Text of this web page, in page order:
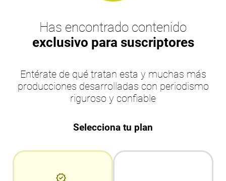
Has encontrado contenido
exclusivo para suscriptores
Entérate de qué tratan esta y muchas más
producciones desarrolladas con periodismo
riguroso y confiable
Selecciona tu plan